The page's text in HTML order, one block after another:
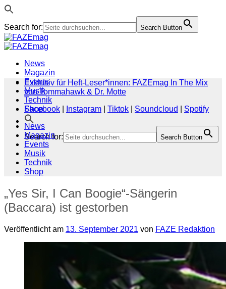
Search for: Search Button
Zum
Inhalt
News
Magazin
Events
Musik
Technik
Shop
Search for: Search Button
Exklusiv für Heft-Leser*innen: FAZEmag In The Mix
von Tommahawk & Dr. Motte
Facebook
Instagram Tiktok Soundcloud
Spotify
News
Magazin
Events
Musik
Technik
Shop
„Yes Sir, I Can Boogie“-Sängerin
(Baccara) ist gestorben
Veröffentlicht am 13. September 2021 von FAZE Redaktion